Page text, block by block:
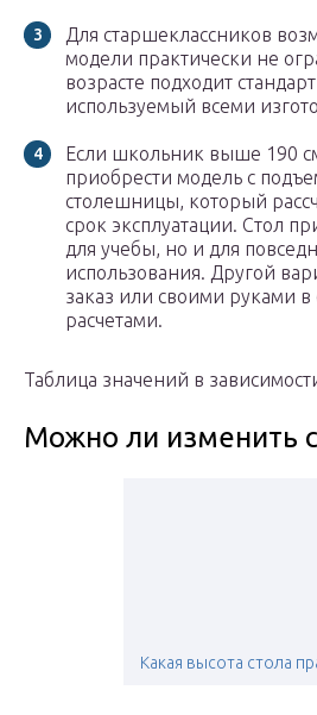
Для старшеклассников
модели практически не
возрасте подходит
используемый всеми
Если школьник выше 190
приобрести модель с
столешницы, который
срок эксплуатации. Стол
для учебы, но и для
использования. Другой
заказ или своими руками в
расчетами.
Таблица значений в
Можно ли изменить
Какая высота стола